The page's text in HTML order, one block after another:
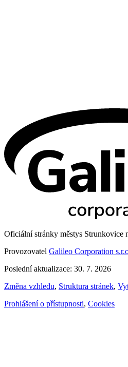
Oficiální stránky městys Strunkovice
Provozovatel Galileo Corporation
Poslední aktualizace: 30. 7. 2026
Změna vzhledu, Struktura stránek,
Prohlášení o přístupnosti, Cookies